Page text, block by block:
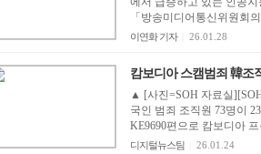
「방송미디어통신위원회
이연화 기자 26.01.28
캄보디아 스캠범죄 韓조
▲ [사진=SOH 자료실
국인 범죄 조직원 73명이
KE9690편으로 캄보디아
디지털뉴스팀 26.01.24